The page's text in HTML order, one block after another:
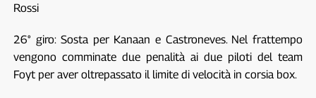
Rossi
26° giro: Sosta per Kanaan e Castroneves. Nel frattempo
vengono comminate due penalità ai due piloti del team
Foyt per aver oltrepassato il limite di velocità in corsia box.